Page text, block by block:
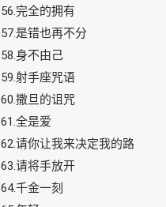
56.完全的拥有
57.是错也再不分
58.身不由己
59.射手座咒语
60.撒旦的诅咒
61.全是爱
62.请你让我来决定我的路
63.请将手放开
64.千金一刻